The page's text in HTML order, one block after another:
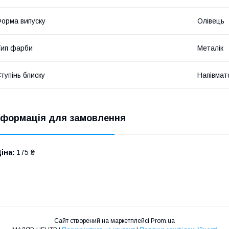
випуску Олівець
фарби Металік
блиску
для замовлення
175 ₴
Сайт створений на маркетплейсі Prom.ua